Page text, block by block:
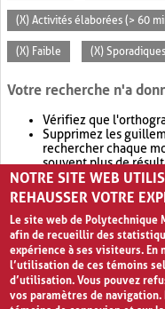
(X) Activités élaborées (> 60
(X) Faible (X) Sporadiques
Votre recherche n'a
Vérifiez que
Supprimez les
rechercher chaque
souvent plus de
Envisagez d'élargir
retournera souvent
NOTRE SITE WEB
REHAUSSER VOTRE
Le site web de
afin de recueillir des
expérience à ses visiteurs. En
l’utilisation de ces témoins
d’utilisation. Vous pouvez
vos paramètres de